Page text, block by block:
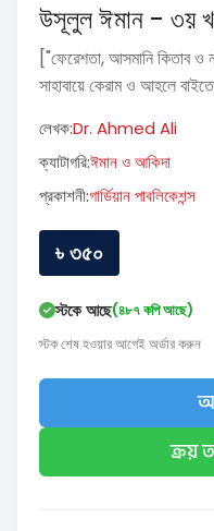
উসূলুল ঈমান - ৩য়
["ফেরেশতা, আসমানি কিতাব ও
সাহাবায়ে কেরাম ও আহলে
লেখক:Dr. Ahmed Ali
ক্যাটাগরি:ঈমান ও আকিদা
প্রকাশনী:গার্ডিয়ান পাবলিকেশন্স
৳ ৩৫০
স্টকে আছে(৪৮৭ কপি আছে)
স্টক শেষ হওয়ার আগেই অর্ডার করুন
ক্রয়